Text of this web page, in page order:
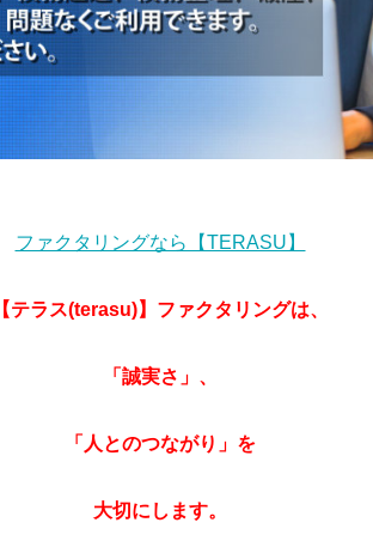
ファクタリングなら【TERASU】
【テラス(terasu)】ファクタリングは、
「誠実さ」、
「人とのつながり」を
大切にします。